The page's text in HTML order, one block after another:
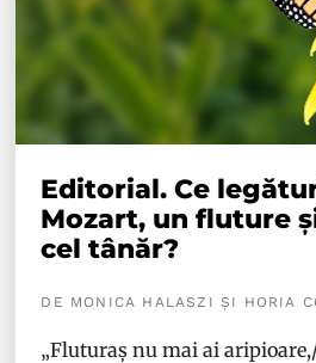
Editorial. Ce
Mozart, un fluture
cel tânăr?
DE MONICA HALASZI ȘI HORIA
„Fluturaș nu mai ai